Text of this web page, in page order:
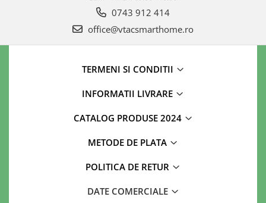
0743 912 414
office@vtacsmarthome.ro
TERMENI SI CONDITII
INFORMATII LIVRARE
CATALOG PRODUSE 2024
METODE DE PLATA
POLITICA DE RETUR
DATE COMERCIALE